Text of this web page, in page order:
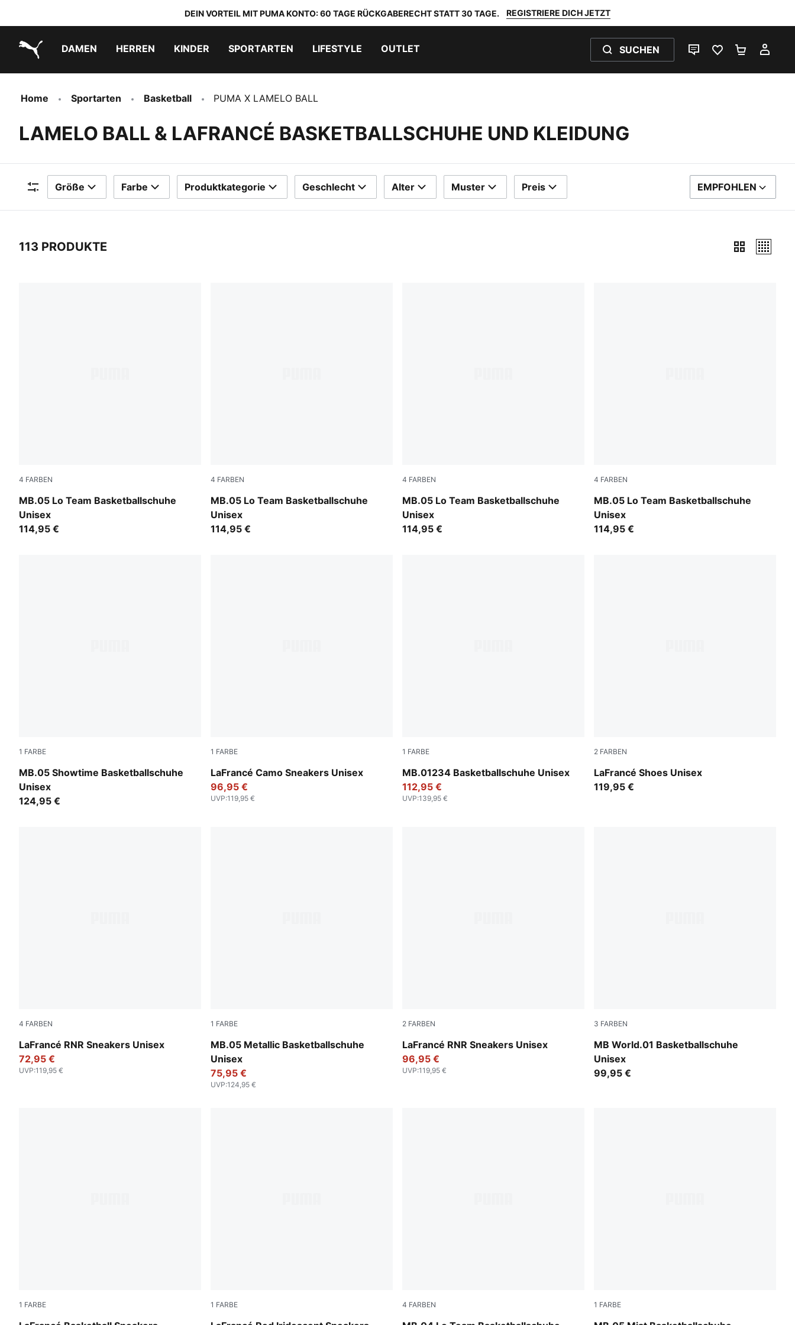
DEIN VORTEIL MIT PUMA KONTO: 60 TAGE RÜCKGABERECHT STATT 30 TAGE. REGISTRIERE DICH JETZT
DAMEN HERREN KINDER SPORTARTEN LIFESTYLE OUTLET SUCHEN
LIVE-CHATFAVORITEN 0
Home Sportarten Basketball PUMA X LAMELO BALL
LAMELO BALL & LAFRANCÉ BASKETBALLSCHUHE UND KLEIDUNG
Filter
Größe Farbe Produktkategorie Geschlecht Alter Muster Preis SORTIEREN NACH
EMPFOHLEN
113 PRODUKTE
4 FARBEN
MB.05 Lo Team Basketballschuhe
Unisex
PUMA White-Gray Echo
114,95 €
4 FARBEN
MB.05 Lo Team Basketballschuhe
Unisex
PUMA Black-Moody Gray
114,95 €
4 FARBEN
MB.05 Lo Team Basketballschuhe
Unisex
Lavender Alert-Dark Amethyst
114,95 €
4 FARBEN
MB.05 Lo Team Basketballschuhe
Unisex
Ultra Blue-Intense Mint
114,95 €
1 FARBE
MB.05 Showtime Basketballschuhe
Unisex
Poison Pink-Ultra Blue-Yellow Alert
124,95 €
1 FARBE
LaFrancé Camo Sneakers Unisex
Avocado Green-Fizzy Light
96,95 €
UVP:119,95 €
1 FARBE
MB.01234 Basketballschuhe Unisex
Fluro Green Pes-Ravish
112,95 €
UVP:139,95 €
2 FARBEN
LaFrancé Shoes Unisex
Cool Light Gray-Gray Echo
119,95 €
4 FARBEN
LaFrancé RNR Sneakers Unisex
Dusky Gray-White Glow
72,95 €
UVP:119,95 €
1 FARBE
MB.05 Metallic Basketballschuhe
Unisex
Vibrant Silver-Yellow Alert-Glowing Red
75,95 €
UVP:124,95 €
2 FARBEN
LaFrancé RNR Sneakers Unisex
Heat Fire-Silver Mist
96,95 €
UVP:119,95 €
3 FARBEN
MB World.01 Basketballschuhe
Unisex
Bright Aqua-Team Violet
99,95 €
1 FARBE 1 FARBE 4 FARBEN 1 FARBE